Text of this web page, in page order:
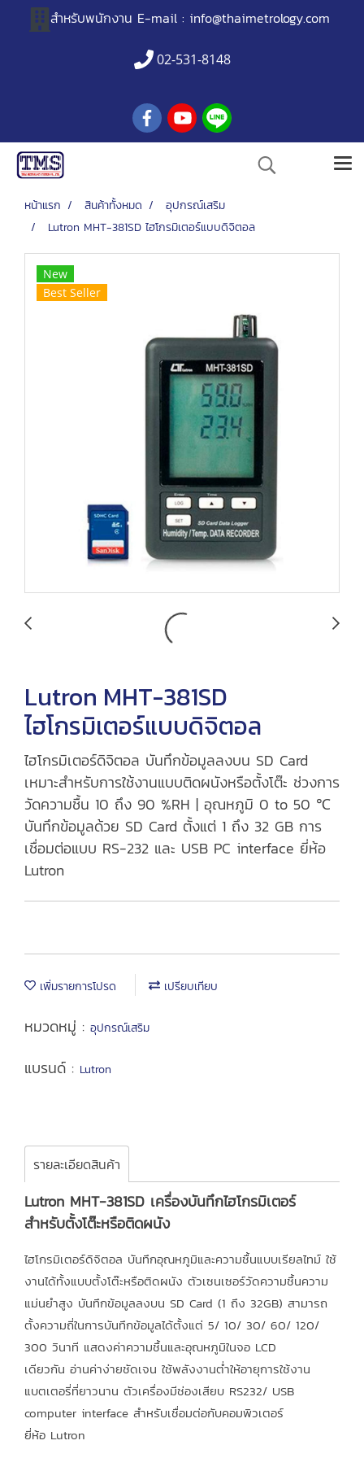
สำหรับพนักงาน E-mail : info@thaimetrology.com
02-531-8148
หน้าแรก สินค้าทั้งหมด
อุปกรณ์เสริม
Lutron MHT-381SD ไฮโกรมิเตอร์แบบดิจิตอล
New
Best Seller
Lutron MHT-381SD
ไฮโกรมิเตอร์แบบดิจิตอล
ไฮโกรมิเตอร์ดิจิตอล บันทึกข้อมูลลงบน SD Card
เหมาะสำหรับการใช้งานแบบติดผนังหรือตั้งโต๊ะ ช่วงการ
วัดความชื้น 10 ถึง 90 %RH | อุณหภูมิ 0 to 50 ℃
บันทึกข้อมูลด้วย SD Card ตั้งแต่ 1 ถึง 32 GB การ
เชื่อมต่อแบบ RS-232 และ USB PC interface ยี่ห้อ
Lutron
เพิ่มรายการโปรด เปรียบเทียบ
หมวดหมู่ : อุปกรณ์เสริม
แบรนด์ : Lutron
รายละเอียดสินค้า
Lutron MHT-381SD เครื่องบันทึกไฮโกรมิเตอร์
สำหรับตั้งโต๊ะหรือติดผนัง
ไฮโกรมิเตอร์ดิจิตอล บันทึกอุณหภูมิและความชื้นแบบเรียลไทม์ ใช้
งานได้ทั้งแบบตั้งโต๊ะหรือติดผนัง ตัวเซนเซอร์วัดความชื้นความ
แม่นยำสูง บันทึกข้อมูลลงบน SD Card (1 ถึง 32GB) สามารถ
ตั้งความถี่ในการบันทึกข้อมูลได้ตั้งแต่ 5/ 10/ 30/ 60/ 120/
300 วินาที แสดงค่าความชื้นและอุณหภูมิในจอ LCD
เดียวกัน อ่านค่าง่ายชัดเจน ใช้พลังงานต่ำให้อายุการใช้งาน
แบตเตอรี่ที่ยาวนาน ตัวเครื่องมีช่องเสียบ RS232/ USB
computer interface สำหรับเชื่อมต่อกับคอมพิวเตอร์
ยี่ห้อ Lutron